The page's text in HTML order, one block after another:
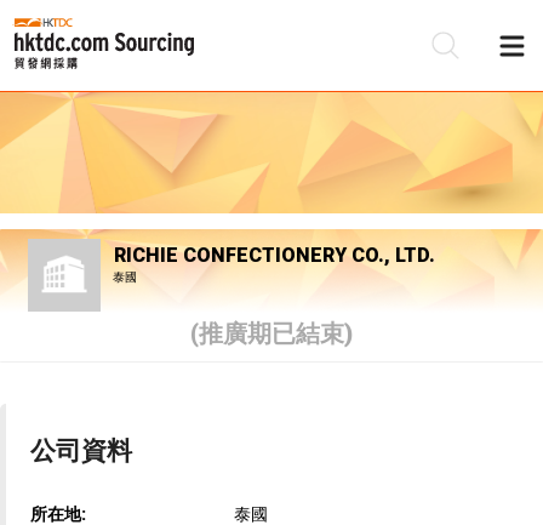
RICHIE CONFECTIONERY CO., LTD.
泰國
(推廣期已結束)
公司資料
所在地: 泰國